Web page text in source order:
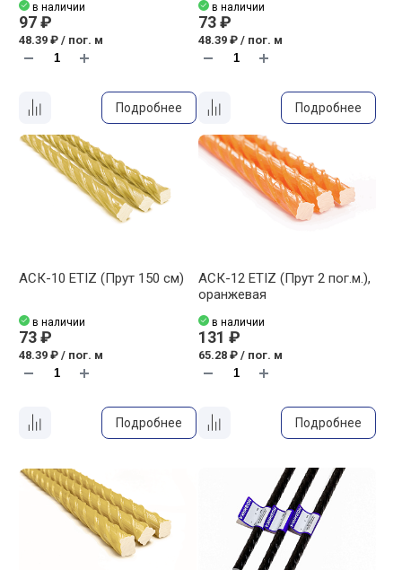
в наличии
97 ₽
48.39 ₽ / пог. м
Подробнее
в наличии
73 ₽
48.39 ₽ / пог. м
Подробнее
АСК-10 ETIZ (Прут 150 см)
в наличии
73 ₽
48.39 ₽ / пог. м
Подробнее
АСК-12 ETIZ (Прут 2 пог.м.),
оранжевая
в наличии
131 ₽
65.28 ₽ / пог. м
Подробнее